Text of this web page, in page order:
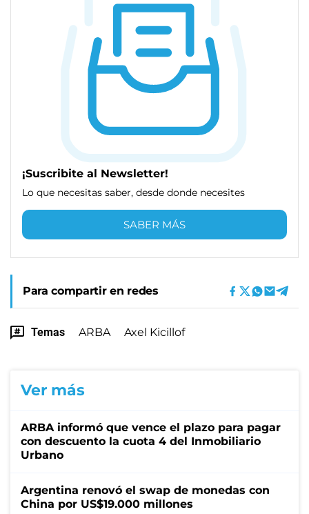
¡Suscribite al Newsletter!
Lo que necesitas saber, desde donde necesites
SABER MÁS
Para compartir en redes
Temas ARBA Axel Kicillof
Ver más
ARBA informó que vence el plazo para pagar
con descuento la cuota 4 del Inmobiliario
Urbano
Argentina renovó el swap de monedas con
China por US$19.000 millones